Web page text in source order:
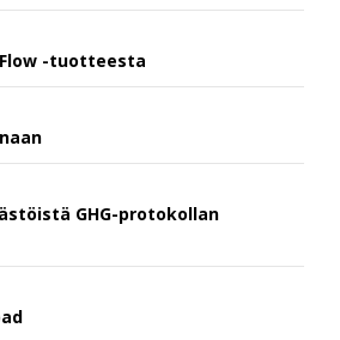
Flow -tuotteesta
GHG-protokollan